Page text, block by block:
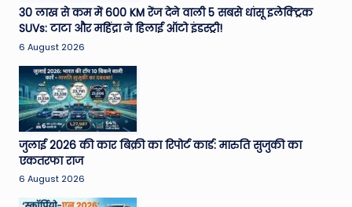
e
N
e
w
s
A
ro
u
30 लाख से कम में 600 KM रेंज देने वाली 5 सबसे धांसू इलेक्ट्रिक
SUVs: टाटा और महिंद्रा ने हिलाई ऑटो इंडस्ट्री!
6 August 2026
जुलाई 2026 की कार बिक्री का रिपोर्ट कार्ड: मारुति सुजुकी का
एकतरफा राज
6 August 2026